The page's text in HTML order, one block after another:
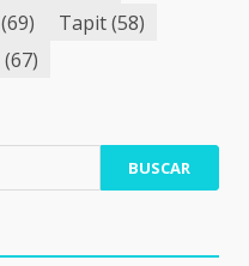
(69) Tapit(58)
(67)